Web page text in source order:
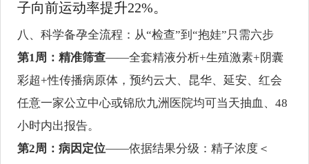
子向前运动率提升22%。
八、科学备孕全流程：从“检查”到“抱娃”只需六步
第1周：精准筛查——全套精液分析+生殖激素+阴囊
彩超+性传播病原体，预约云大、昆华、延安、红会
任意一家公立中心或锦欣九洲医院均可当天抽血、48
小时内出报告。
第2周：病因定位——依据结果分级：精子浓度＜